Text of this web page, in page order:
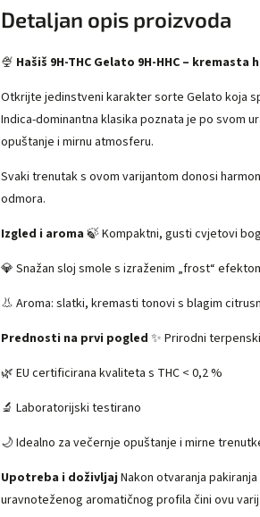
Detaljan opis proizvoda
🍨 Hašiš 9H-THC Gelato 9H-HHC –
Otkrijte jedinstveni karakter sorte Gelato koja
Indica-dominantna klasika poznata je po svom
opuštanje i mirnu atmosferu.
Svaki trenutak s ovom varijantom donosi
odmora.
Izgled i aroma 🍃 Kompaktni, gusti cvjetovi
💎 Snažan sloj smole s izraženim „frost“
👃 Aroma: slatki, kremasti tonovi s blagim
Prednosti na prvi pogled ✨ Prirodni
🌿 EU certificirana kvaliteta s THC < 0,2 %
🔬 Laboratorijski testirano
🌙 Idealno za večernje opuštanje i mirne
Upotreba i doživljaj Nakon otvaranja
uravnoteženog aromatičnog profila čini ovu